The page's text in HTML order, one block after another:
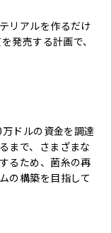
リアルを作るだけ
発売する計画で、
ドルの資金を調達
まで、さまざまな
るため、菌糸の再
の構築を目指して